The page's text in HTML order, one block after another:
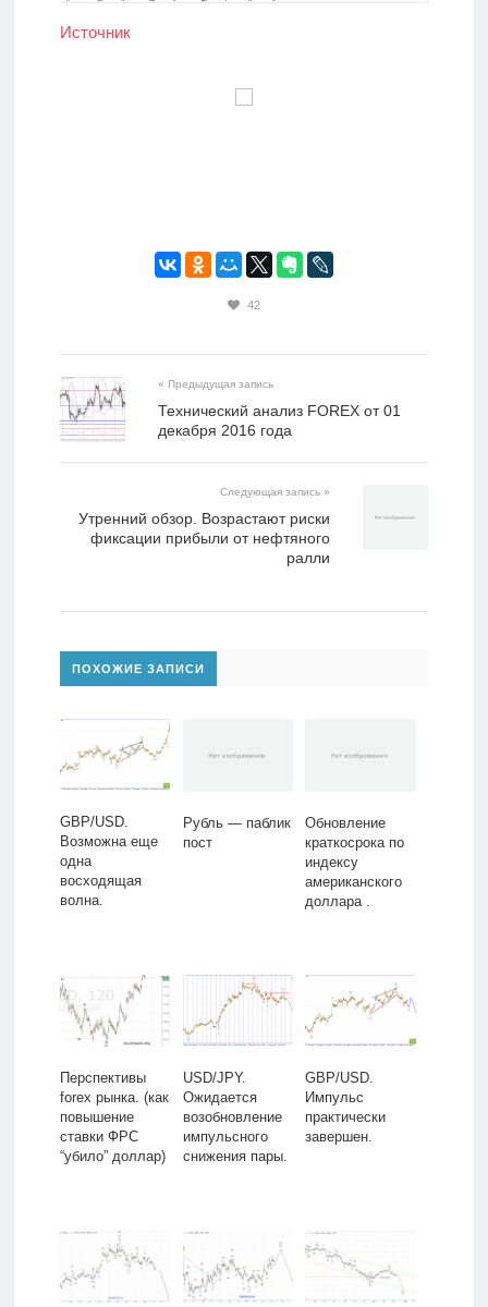
Источник
42
« Предыдущая запись
​Технический анализ FOREX от 01
декабря 2016 года
Следующая запись »
Утренний обзор. Возрастают риски
фиксации прибыли от нефтяного
ралли
ПОХОЖИЕ ЗАПИСИ
GBP/USD.
Возможна еще
одна
восходящая
волна.
Рубль — паблик
пост
Обновление
краткосрока по
индексу
американского
доллара .
Перспективы
forex рынка. (как
повышение
ставки ФРС
“убило” доллар)
USD/JPY.
Ожидается
возобновление
импульсного
снижения пары.
GBP/USD.
Импульс
практически
завершен.